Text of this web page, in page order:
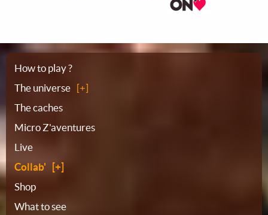
Sitemap
How to play ?
The universe
The caches
Micro Z'aventures
Live
Collab'
Shop
What to see